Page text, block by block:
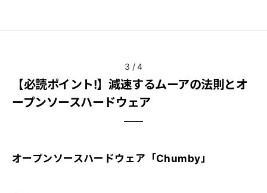
3 /4
【必読ポイント!】減速するムーアの法則とオ
ープンソースハードウェア
オープンソースハードウェア「Chumby」